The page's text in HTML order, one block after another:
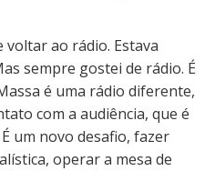
voltar ao rádio. Estava
sempre gostei de rádio. É
é uma rádio diferente,
com a audiência, que é
um novo desafio, fazer
operar a mesa de